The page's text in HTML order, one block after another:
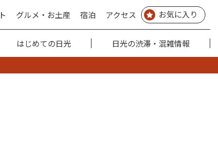
グルメ・お土産 宿泊 アクセス お気に入り
はじめての日光 日光の渋滞・混雑情報